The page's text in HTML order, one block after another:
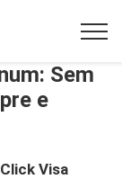
Sem
e
Visa